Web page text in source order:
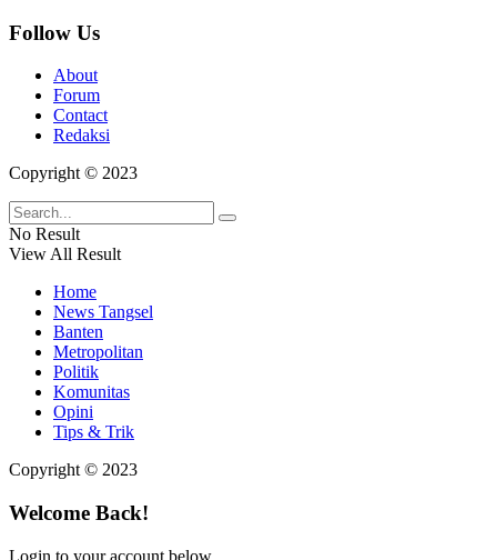
Follow Us
About
Forum
Contact
Redaksi
Copyright © 2023
No Result
View All Result
Home
News Tangsel
Banten
Metropolitan
Politik
Komunitas
Opini
Tips & Trik
Copyright © 2023
Welcome Back!
Login to your account below